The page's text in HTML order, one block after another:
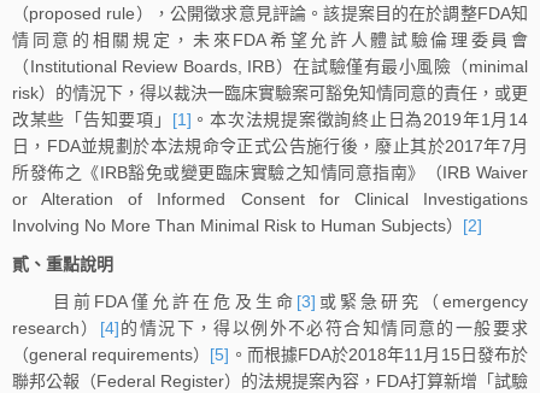
（proposed rule），公開徵求意見評論。該提案目的在於調整FDA知
情同意的相關規定，未來FDA希望允許人體試驗倫理委員會
（Institutional Review Boards, IRB）在試驗僅有最小風險（minimal
risk）的情況下，得以裁決一臨床實驗案可豁免知情同意的責任，或更
改某些「告知要項」 [1] 。本次法規提案徵詢終止日為2019年1月14
日，FDA並規劃於本法規命令正式公告施行後，廢止其於2017年7月
所發佈之《IRB豁免或變更臨床實驗之知情同意指南》（IRB Waiver
or Alteration of Informed Consent for Clinical Investigations
Involving No More Than Minimal Risk to Human Subjects） [2]
貳、重點說明
目前FDA僅允許在危及生命 [3] 或緊急研究（emergency
research） [4]的情況下，得以例外不必符合知情同意的一般要求
（general requirements） [5] 。而根據FDA於2018年11月15日發布於
聯邦公報（Federal Register）的法規提案內容，FDA打算新增「試驗